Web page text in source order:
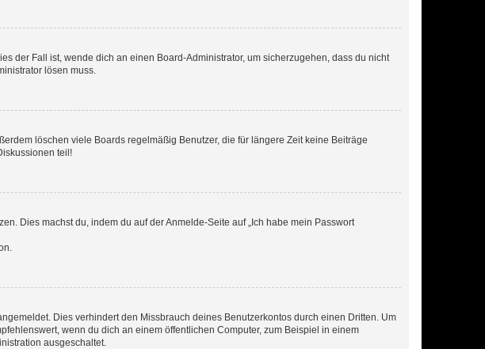
der Fall ist, wende dich an einen Board-Administrator, um sicherzugehen, dass du nicht
lösen muss.
löschen viele Boards regelmäßig Benutzer, die für längere Zeit keine Beiträge
teil!
Dies machst du, indem du auf der Anmelde-Seite auf „Ich habe mein Passwort
Dies verhindert den Missbrauch deines Benutzerkontos durch einen Dritten. Um
wenn du dich an einem öffentlichen Computer, zum Beispiel in einem
ausgeschaltet.